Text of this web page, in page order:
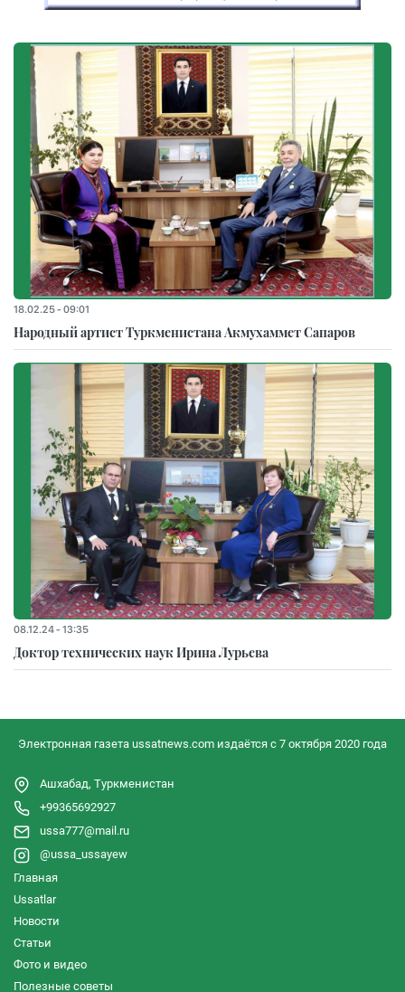
18.02.25 - 09:01
Народный артист Туркменистана Акмухаммет Сапаров
08.12.24 - 13:35
Доктор технических наук Ирина Лурьева
Электронная газета ussatnews.com издаётся с 7 октября 2020 года
Ашхабад, Туркменистан
+99365692927
ussa777@mail.ru
@ussa_ussayew
Главная
Ussatlar
Новости
Статьи
Фото и видео
Полезные советы